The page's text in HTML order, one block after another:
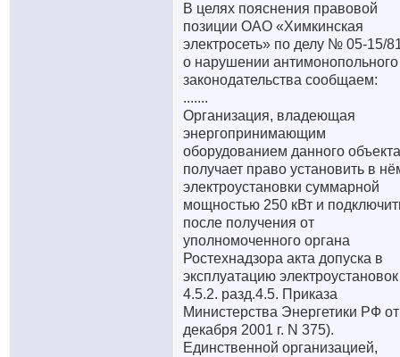
В целях пояснения правовой
позиции ОАО «Химкинская
электросеть» по делу № 05-15/
о нарушении антимонопольного
законодательства сообщаем:
.......
Организация, владеющая
энергопринимающим
оборудованием данного объекта
получает право установить в
электроустановки суммарной
мощностью 250 кВт и
после получения от
уполномоченного органа
Ростехнадзора акта допуска в
эксплуатацию
4.5.2. разд.4.5. Приказа
Министерства Энергетики РФ
декабря 2001 г. N 375).
Единственной организацией,